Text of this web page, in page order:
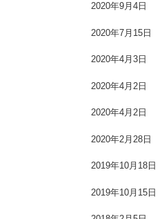
2020年9月4日
2020年7月15日
2020年4月3日
2020年4月2日
2020年4月2日
2020年2月28日
2019年10月18日
2019年10月15日